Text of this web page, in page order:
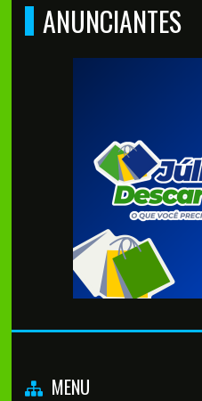
ANUNCIANTES
MENU